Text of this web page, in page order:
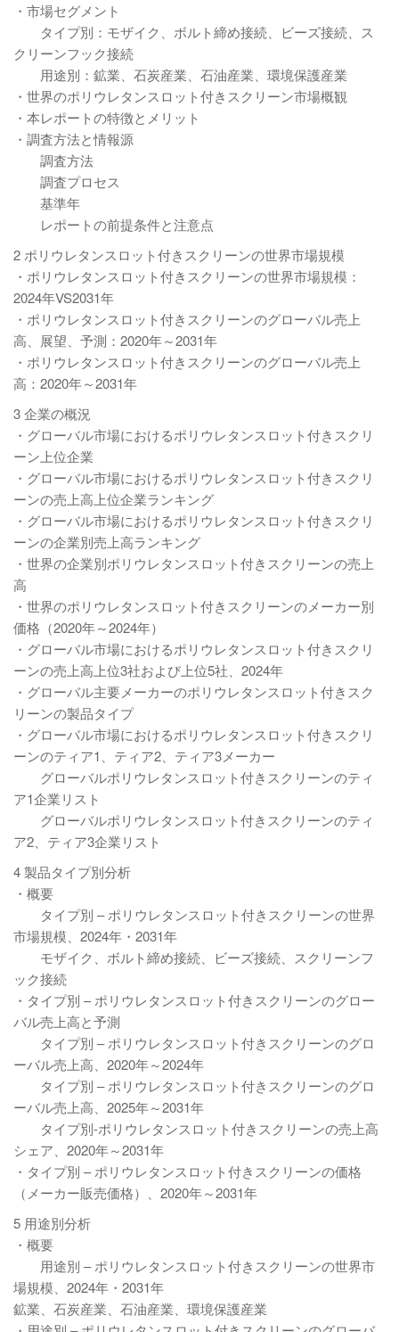
・市場セグメント
タイプ別：モザイク、ボルト締め接続、ビーズ接続、ス
クリーンフック接続
用途別：鉱業、石炭産業、石油産業、環境保護産業
・世界のポリウレタンスロット付きスクリーン市場概観
・本レポートの特徴とメリット
・調査方法と情報源
調査方法
調査プロセス
基準年
レポートの前提条件と注意点
2 ポリウレタンスロット付きスクリーンの世界市場規模
・ポリウレタンスロット付きスクリーンの世界市場規模：
2024年VS2031年
・ポリウレタンスロット付きスクリーンのグローバル売上
高、展望、予測：2020年～2031年
・ポリウレタンスロット付きスクリーンのグローバル売上
高：2020年～2031年
3 企業の概況
・グローバル市場におけるポリウレタンスロット付きスクリ
ーン上位企業
・グローバル市場におけるポリウレタンスロット付きスクリ
ーンの売上高上位企業ランキング
・グローバル市場におけるポリウレタンスロット付きスクリ
ーンの企業別売上高ランキング
・世界の企業別ポリウレタンスロット付きスクリーンの売上
高
・世界のポリウレタンスロット付きスクリーンのメーカー別
価格（2020年～2024年）
・グローバル市場におけるポリウレタンスロット付きスクリ
ーンの売上高上位3社および上位5社、2024年
・グローバル主要メーカーのポリウレタンスロット付きスク
リーンの製品タイプ
・グローバル市場におけるポリウレタンスロット付きスクリ
ーンのティア1、ティア2、ティア3メーカー
グローバルポリウレタンスロット付きスクリーンのティ
ア1企業リスト
グローバルポリウレタンスロット付きスクリーンのティ
ア2、ティア3企業リスト
4 製品タイプ別分析
・概要
タイプ別 – ポリウレタンスロット付きスクリーンの世界
市場規模、2024年・2031年
モザイク、ボルト締め接続、ビーズ接続、スクリーンフ
ック接続
・タイプ別 – ポリウレタンスロット付きスクリーンのグロー
バル売上高と予測
タイプ別 – ポリウレタンスロット付きスクリーンのグロ
ーバル売上高、2020年～2024年
タイプ別 – ポリウレタンスロット付きスクリーンのグロ
ーバル売上高、2025年～2031年
タイプ別-ポリウレタンスロット付きスクリーンの売上高
シェア、2020年～2031年
・タイプ別 – ポリウレタンスロット付きスクリーンの価格
（メーカー販売価格）、2020年～2031年
5 用途別分析
・概要
用途別 – ポリウレタンスロット付きスクリーンの世界市
場規模、2024年・2031年
鉱業、石炭産業、石油産業、環境保護産業